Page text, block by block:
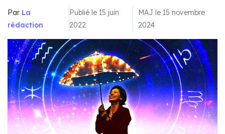
Par La
rédaction
Publié le 15 juin
2022
MAJ le 15 novembre
2024